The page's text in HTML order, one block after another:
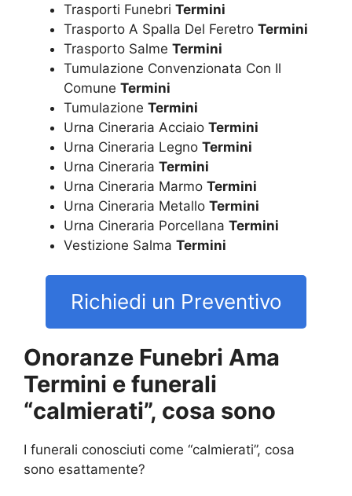
Trasporti Funebri Termini
Trasporto A Spalla Del Feretro Termini
Trasporto Salme Termini
Tumulazione Convenzionata Con Il
Comune Termini
Tumulazione Termini
Urna Cineraria Acciaio Termini
Urna Cineraria Legno Termini
Urna Cineraria Termini
Urna Cineraria Marmo Termini
Urna Cineraria Metallo Termini
Urna Cineraria Porcellana Termini
Vestizione Salma Termini
Richiedi un Preventivo
Onoranze Funebri Ama
Termini e funerali
“calmierati”, cosa sono
I funerali conosciuti come “calmierati”, cosa
sono esattamente?